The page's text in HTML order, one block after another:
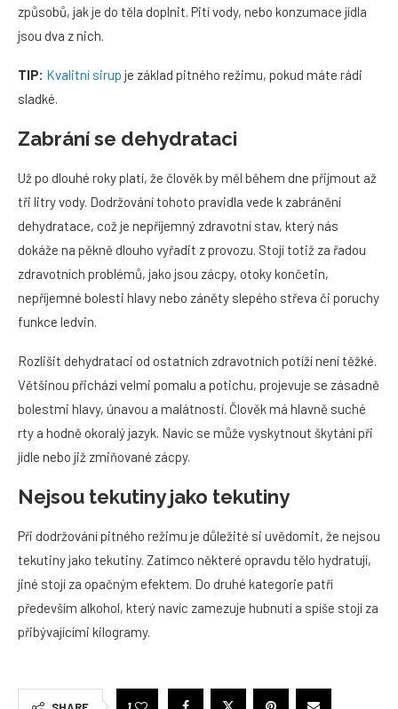
způsobů, jak je do těla doplnit. Pití vody, nebo konzumace jídla
jsou dva z nich.
TIP: Kvalitní sirup je základ pitného režimu, pokud máte rádi
sladké.
Zabrání se dehydrataci
Už po dlouhé roky platí, že člověk by měl během dne přijmout až
tři litry vody. Dodržování tohoto pravidla vede k zabránění
dehydratace, což je nepříjemný zdravotní stav, který nás
dokáže na pěkně dlouho vyřadit z provozu. Stojí totiž za řadou
zdravotních problémů, jako jsou zácpy, otoky končetin,
nepříjemné bolesti hlavy nebo záněty slepého střeva či poruchy
funkce ledvin.
Rozlišit dehydrataci od ostatních zdravotních potíží není těžké.
Většinou přichází velmi pomalu a potichu, projevuje se zásadně
bolestmi hlavy, únavou a malátností. Člověk má hlavně suché
rty a hodně okoralý jazyk. Navíc se může vyskytnout škytání při
jídle nebo již zmiňované zácpy.
Nejsou tekutiny jako tekutiny
Při dodržování pitného režimu je důležité si uvědomit, že nejsou
tekutiny jako tekutiny. Zatímco některé opravdu tělo hydratují,
jiné stojí za opačným efektem. Do druhé kategorie patří
především alkohol, který navíc zamezuje hubnutí a spíše stojí za
přibývajícími kilogramy.